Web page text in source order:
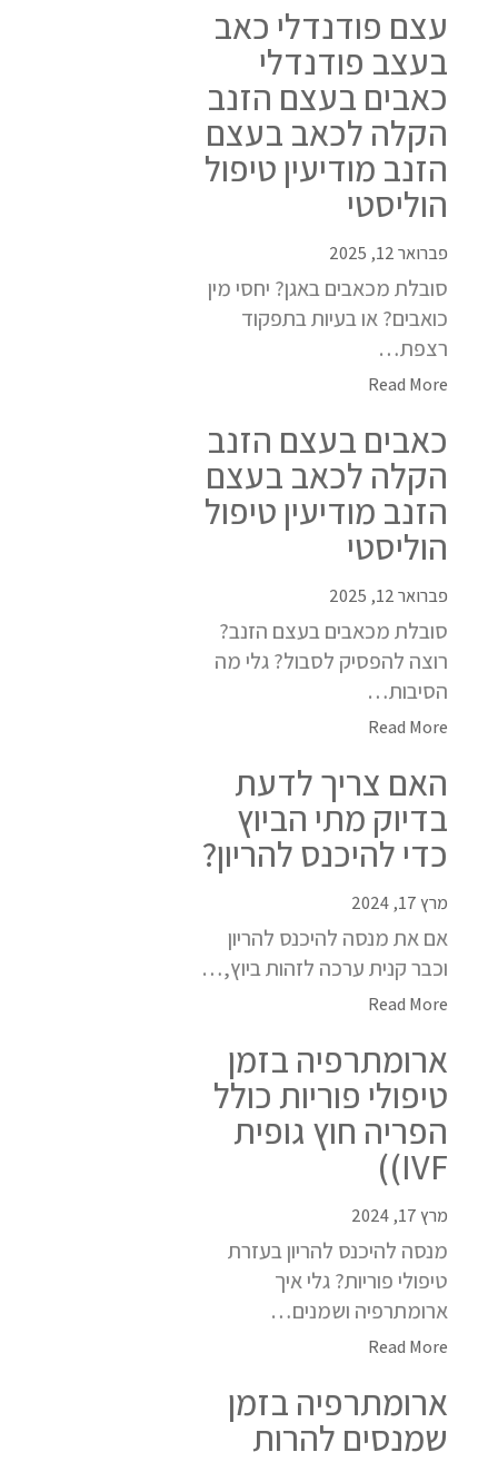
עצם פודנדלי כאב
בעצב פודנדלי
כאבים בעצם הזנב
הקלה לכאב בעצם
הזנב מודיעין טיפול
הוליסטי
פברואר 12, 2025
סובלת מכאבים באגן? יחסי מין
כואבים? או בעיות בתפקוד
רצפת…
Read More
כאבים בעצם הזנב
הקלה לכאב בעצם
הזנב מודיעין טיפול
הוליסטי
פברואר 12, 2025
סובלת מכאבים בעצם הזנב?
רוצה להפסיק לסבול? גלי מה
הסיבות…
Read More
האם צריך לדעת
בדיוק מתי הביוץ
כדי להיכנס להריון?
מרץ 17, 2024
אם את מנסה להיכנס להריון
וכבר קנית ערכה לזהות ביוץ,…
Read More
ארומתרפיה בזמן
טיפולי פוריות כולל
הפריה חוץ גופית
IVF))
מרץ 17, 2024
מנסה להיכנס להריון בעזרת
טיפולי פוריות? גלי איך
ארומתרפיה ושמנים…
Read More
ארומתרפיה בזמן
שמנסים להרות